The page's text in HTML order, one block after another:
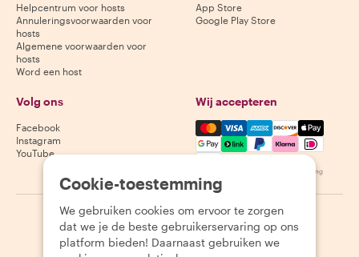
Helpcentrum voor hosts
Annuleringsvoorwaarden voor
hosts
Algemene voorwaarden voor
hosts
Word een host
App Store
Google Play Store
Volg ons
Facebook
Instagram
YouTube
Wij accepteren
Mastercard, Visa, Amex,
Beschikbaarheid varieert per bestemming
2026 Withlocals.com Privacybeleid Cookies
Cookie-toestemming
We gebruiken cookies om ervoor te zorgen
dat we je de beste gebruikerservaring op ons
platform bieden! Daarnaast gebruiken we